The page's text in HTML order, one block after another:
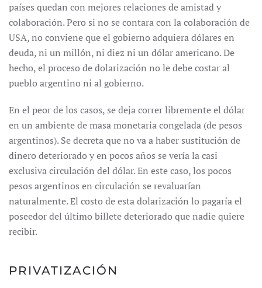
países quedan con mejores relaciones de amistad y
colaboración. Pero si no se contara con la colaboración de
USA, no conviene que el gobierno adquiera dólares en
deuda, ni un millón, ni diez ni un dólar americano. De
hecho, el proceso de dolarización no le debe costar al
pueblo argentino ni al gobierno.
En el peor de los casos, se deja correr libremente el dólar
en un ambiente de masa monetaria congelada (de pesos
argentinos). Se decreta que no va a haber sustitución de
dinero deteriorado y en pocos años se vería la casi
exclusiva circulación del dólar. En este caso, los pocos
pesos argentinos en circulación se revaluarían
naturalmente. El costo de esta dolarización lo pagaría el
poseedor del último billete deteriorado que nadie quiere
recibir.
PRIVATIZACIÓN